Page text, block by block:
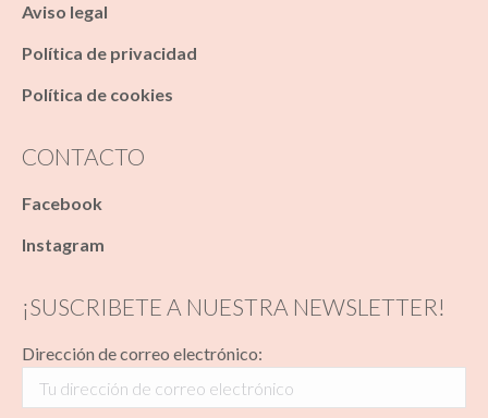
Aviso legal
Política de privacidad
Política de cookies
CONTACTO
Facebook
Instagram
¡SUSCRIBETE A NUESTRA NEWSLETTER!
Dirección de correo electrónico: